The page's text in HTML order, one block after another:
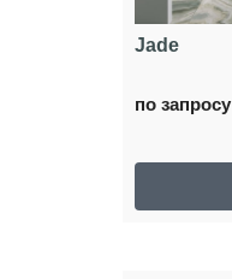
Jade
по запросу